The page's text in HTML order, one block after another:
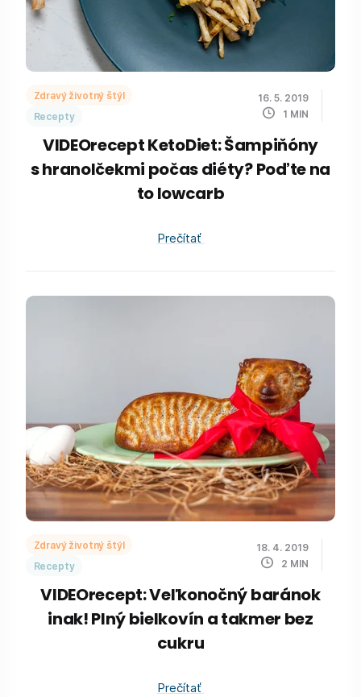
Zdravý životný štýl
Recepty
16. 5. 2019
1 MIN
VIDEOrecept KetoDiet: Šampiňóny
s hranolčekmi počas diéty? Poďte na
to lowcarb
Prečítať
Zdravý životný štýl
Recepty
18. 4. 2019
2 MIN
VIDEOrecept: Veľkonočný baránok
inak! Plný bielkovín a takmer bez
cukru
Prečítať